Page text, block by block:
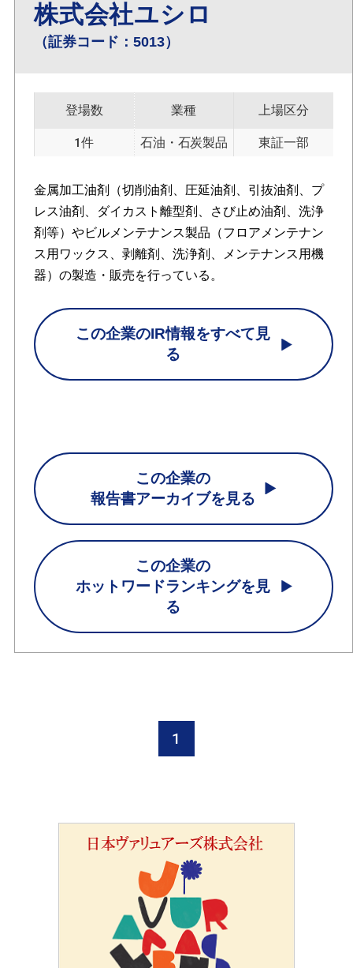
株式会社ユシロ
（証券コード：5013）
登場数
1件
業種
石油・石炭製品
上場区分
東証一部
金属加工油剤（切削油剤、圧延油剤、引抜油剤、プ
レス油剤、ダイカスト離型剤、さび止め油剤、洗浄
剤等）やビルメンテナンス製品（フロアメンテナン
ス用ワックス、剥離剤、洗浄剤、メンテナンス用機
器）の製造・販売を行っている。
この企業のIR情報をすべて見
る
この企業の
報告書アーカイブを見る
この企業の
ホットワードランキングを見
る
1